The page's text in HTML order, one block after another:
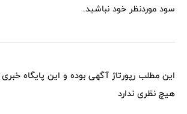
سود موردنظر خود نباشید.
این مطلب رپورتاژ آگهی بوده و این پایگاه
هیچ نظری ندارد